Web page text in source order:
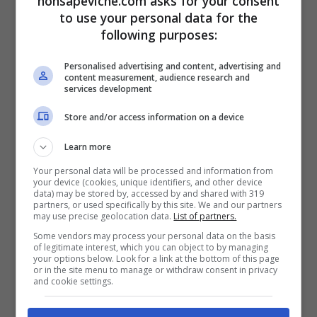
Ciò influisce in maniera positiva sulla propria
capacità di raggiungere gli obiettiviliberandosi,
le altre cose, di tutte le energie negative
pensieri tossici
che ci impediscono di raggiungerli.
Dal punto di vista fisico, si può assistere ad un
miglioramentodelsonno, aumentandola
circolazione
Ciò detto, è importante sottolineare che non
esiste un modo in particolare per svolgere la
cosiddetta cammina della gratitudine.
Questa, di fatti, può essere fatta dasoloo in
compagnia,ciò che conta èporrel’attenzionesu
quanto sietegratiesprimendo questosentimento
o in
to use your personal data for the
following purposes:
Personalised advertising and content, advertising and
content measurement, audience research and
services development
Store and/or access information on a device
Learn more
Your personal data will be processed and information from
your device (cookies, unique identifiers, and other device
data) may be stored by, accessed by and shared with 319
partners, or used specifically by this site. We and our partners
may use precise geolocation data. List of partners.
Some vendors may process your personal data on the basis
of legitimate interest, which you can object to by managing
your options below. Look for a link at the bottom of this page
or in the site menu to manage or withdraw consent in privacy
and cookie settings.